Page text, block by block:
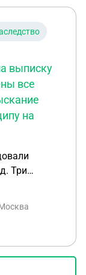
выписку
все
на
Три
т.к.
праве на
суд, суд